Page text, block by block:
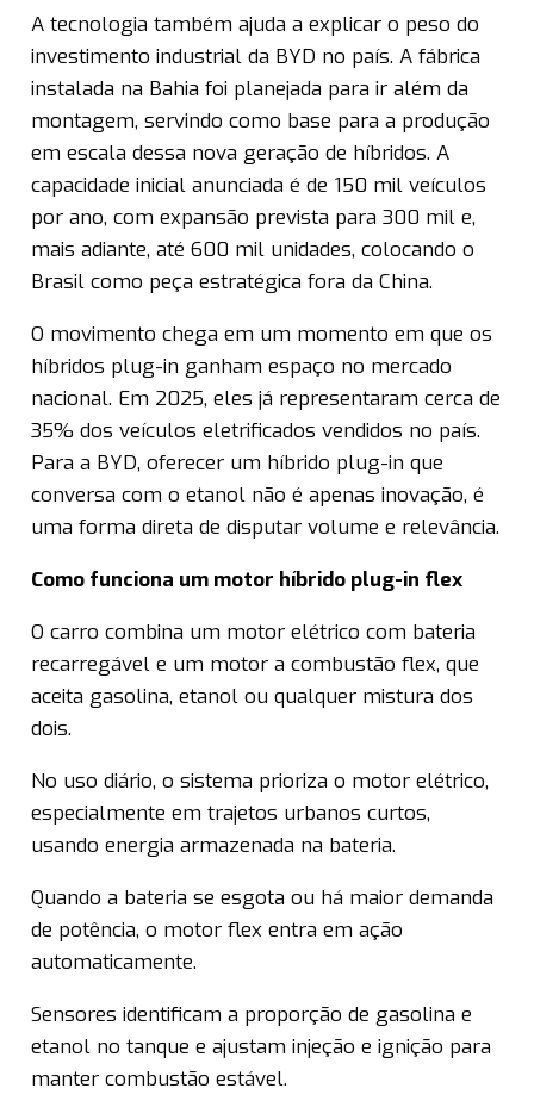
A tecnologia também ajuda a explicar o peso do
investimento industrial da BYD no país. A fábrica
instalada na Bahia foi planejada para ir além da
montagem, servindo como base para a produção
em escala dessa nova geração de híbridos. A
capacidade inicial anunciada é de 150 mil veículos
por ano, com expansão prevista para 300 mil e,
mais adiante, até 600 mil unidades, colocando o
Brasil como peça estratégica fora da China.
O movimento chega em um momento em que os
híbridos plug-in ganham espaço no mercado
nacional. Em 2025, eles já representaram cerca de
35% dos veículos eletrificados vendidos no país.
Para a BYD, oferecer um híbrido plug-in que
conversa com o etanol não é apenas inovação, é
uma forma direta de disputar volume e relevância.
Como funciona um motor híbrido plug-in flex
O carro combina um motor elétrico com bateria
recarregável e um motor a combustão flex, que
aceita gasolina, etanol ou qualquer mistura dos
dois.
No uso diário, o sistema prioriza o motor elétrico,
especialmente em trajetos urbanos curtos,
usando energia armazenada na bateria.
Quando a bateria se esgota ou há maior demanda
de potência, o motor flex entra em ação
automaticamente.
Sensores identificam a proporção de gasolina e
etanol no tanque e ajustam injeção e ignição para
manter combustão estável.